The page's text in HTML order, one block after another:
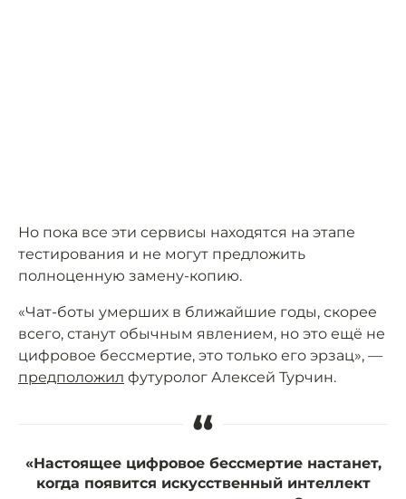
Но пока все эти сервисы находятся на этапе
тестирования и не могут предложить
полноценную замену-копию.
«Чат-боты умерших в ближайшие годы, скорее
всего, станут обычным явлением, но это ещё не
цифровое бессмертие, это только его эрзац», —
предположил футуролог Алексей Турчин.
“
«Настоящее цифровое бессмертие настанет,
когда появится искусственный интеллект